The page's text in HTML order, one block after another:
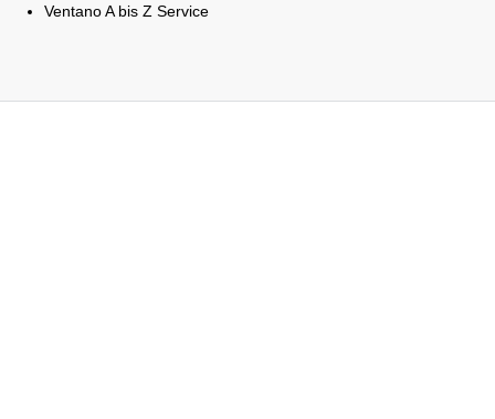
Ventano A bis Z Service